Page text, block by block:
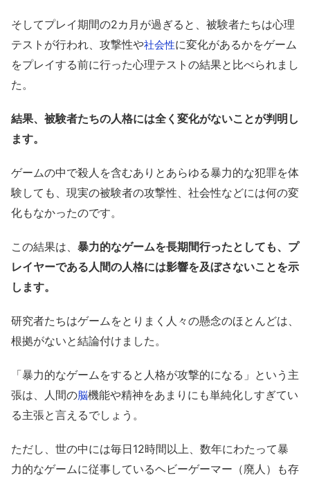
そしてプレイ期間の2カ月が過ぎると、被験者たちは心理
テストが行われ、攻撃性や社会性に変化があるかをゲーム
をプレイする前に行った心理テストの結果と比べられまし
た。
結果、被験者たちの人格には全く変化がないことが判明し
ます。
ゲームの中で殺人を含むありとあらゆる暴力的な犯罪を体
験しても、現実の被験者の攻撃性、社会性などには何の変
化もなかったのです。
この結果は、 暴力的なゲームを長期間行ったとしても、プ
レイヤーである人間の人格には影響を及ぼさないことを示
します。
研究者たちはゲームをとりまく人々の懸念のほとんどは、
根拠がないと結論付けました。
「暴力的なゲームをすると人格が攻撃的になる」という主
張は、人間の脳機能や精神をあまりにも単純化しすぎてい
る主張と言えるでしょう。
ただし、世の中には毎日12時間以上、数年にわたって暴
力的なゲームに従事しているヘビーゲーマー（廃人）も存